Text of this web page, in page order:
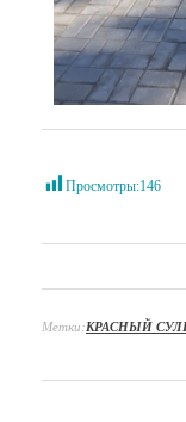
Просмотры:146
Метки:КРАСНЫЙ